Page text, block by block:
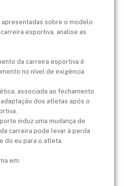
sobre o modelo
esportiva, analise as
da carreira esportiva é
no nível de exigência
associada ao fechamento
dos atletas após o
induz uma mudança de
carreira pode levar à perda
do eu para o atleta.
em: